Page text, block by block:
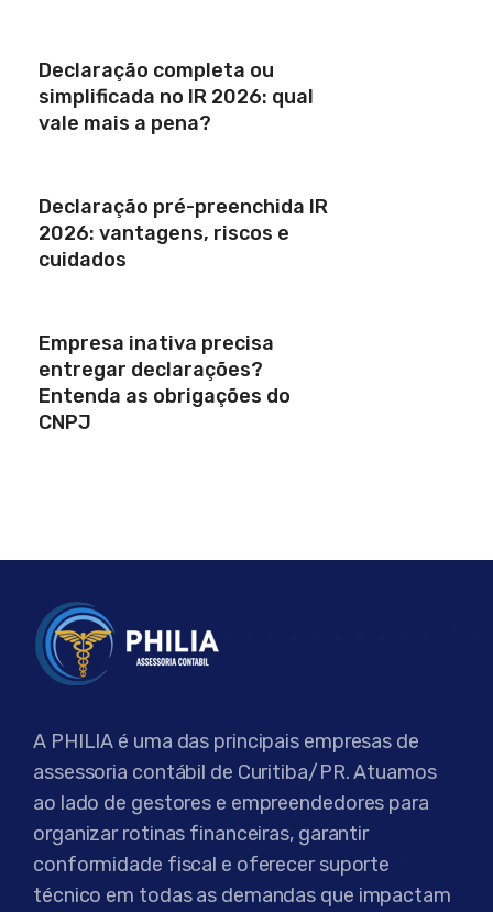
Declaração completa ou
simplificada no IR 2026: qual
vale mais a pena?
Declaração pré-preenchida IR
2026: vantagens, riscos e
cuidados
Empresa inativa precisa
entregar declarações?
Entenda as obrigações do
CNPJ
A PHILIA é uma das principais empresas de
assessoria contábil de Curitiba/PR. Atuamos
ao lado de gestores e empreendedores para
organizar rotinas financeiras, garantir
conformidade fiscal e oferecer suporte
técnico em todas as demandas que impactam